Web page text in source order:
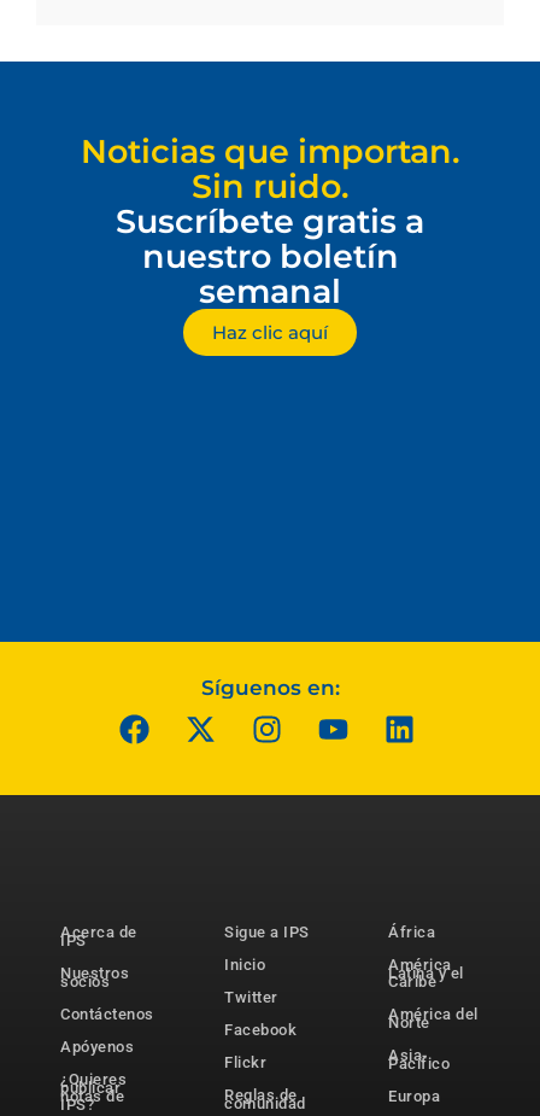
Noticias que importan.
Sin ruido.
Suscríbete gratis a
nuestro boletín
semanal
Haz clic aquí
Síguenos en:
Acerca de
IPS
Nuestros
socios
Contáctenos
Apóyenos
¿Quieres
publicar
notas de
IPS?
Sigue a IPS
Inicio
Twitter
Facebook
Flickr
Reglas de
comunidad
África
América
Latina y el
Caribe
América del
Norte
Asia-
Pacífico
Europa